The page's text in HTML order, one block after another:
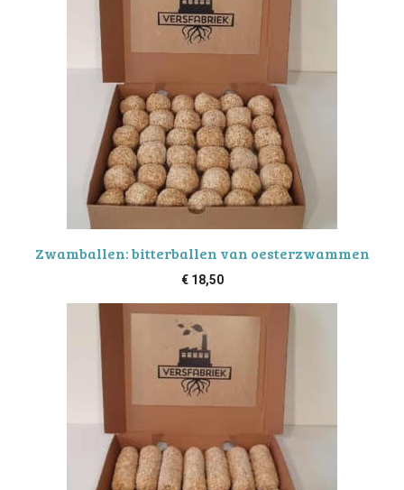
Zwamballen: bitterballen van oesterzwammen
€18,50